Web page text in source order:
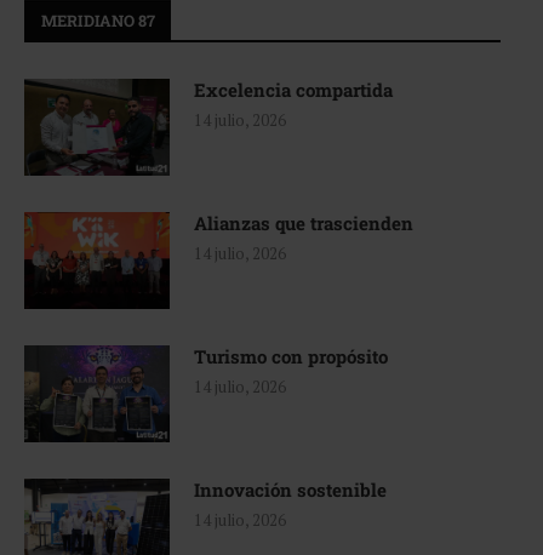
MERIDIANO 87
Excelencia compartida
14 julio, 2026
Alianzas que trascienden
14 julio, 2026
Turismo con propósito
14 julio, 2026
Innovación sostenible
14 julio, 2026